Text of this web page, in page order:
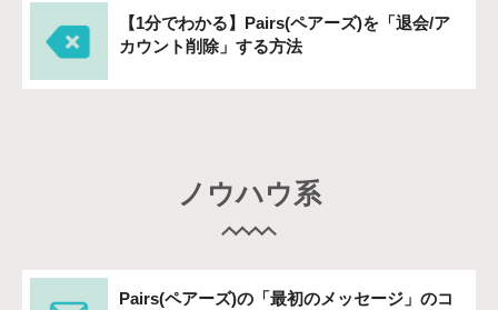
【1分でわかる】Pairs(ペアーズ)を「退会/ア
カウント削除」する方法
ノウハウ系
Pairs(ペアーズ)の「最初のメッセージ」のコ